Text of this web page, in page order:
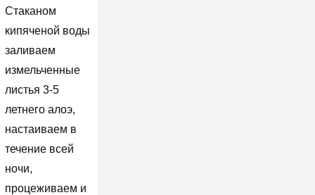
Стаканом
кипяченой воды
заливаем
измельченные
листья 3-5
летнего алоэ,
настаиваем в
течение всей
ночи,
процеживаем и